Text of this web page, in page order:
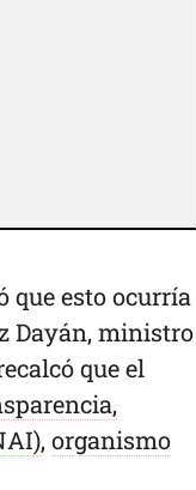
que esto ocurría
Dayán, ministro
que el
, organismo